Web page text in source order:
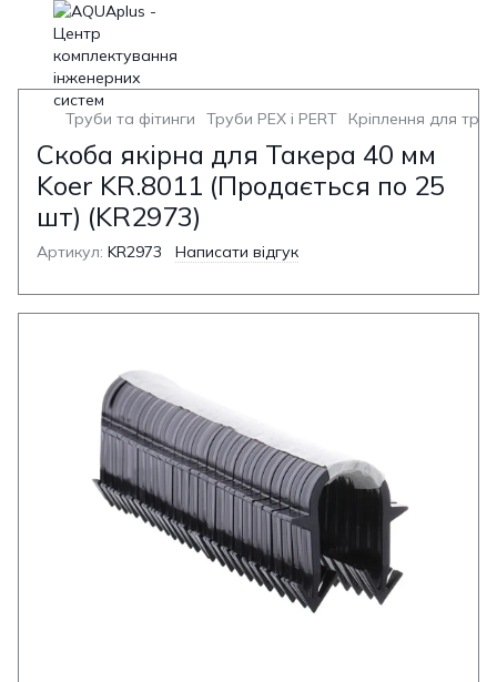
Труби та фітинги Труби PEX і PERT Кріплення для труб
Скоба якірна для Такера 40 мм
Koer KR.8011 (Продається по 25
шт) (KR2973)
Артикул: KR2973 Написати відгук